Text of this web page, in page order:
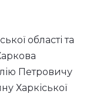
області та
Петровичу
Харкіської